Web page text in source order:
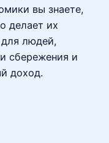
вы знаете,
делает их
людей,
сбережения и
доход.